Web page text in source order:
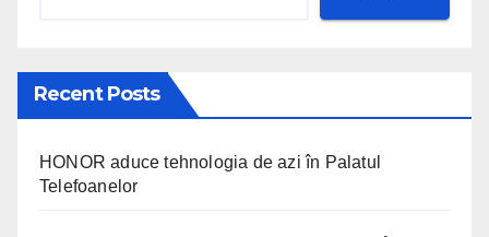
Recent Posts
HONOR aduce tehnologia de azi în Palatul
Telefoanelor